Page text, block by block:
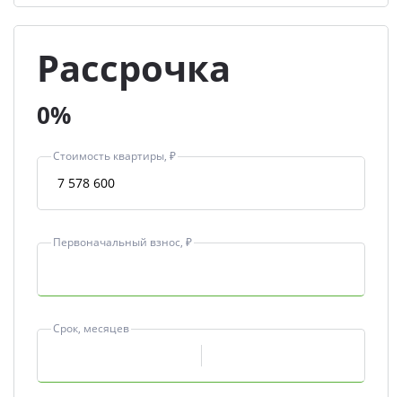
Рассрочка
0%
Стоимость квартиры, ₽
Первоначальный взнос, ₽
Срок, месяцев